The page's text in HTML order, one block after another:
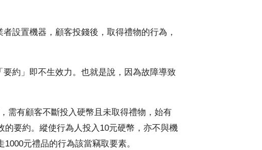
置機器，顧客投錢後，取得禮物的行為，
」即不生效力。也就是說，因為故障導致
有顧客不斷投入硬幣且未取得禮物，始有
要約。縱使行為人投入10元硬幣，亦不與機
元禮品的行為該當竊取要素。